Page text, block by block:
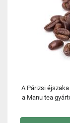
A Párizsi
a Manu tea